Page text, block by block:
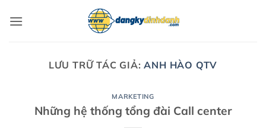
qua
LƯU TRỮ TÁC GIẢ:ANH HÀO QTV
MARKETING
Những hệ thống tổng đài Call center